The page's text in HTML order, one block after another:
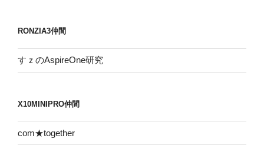
RONZIA3仲間
すｚのAspireOne研究
X10MINIPRO仲間
com★together